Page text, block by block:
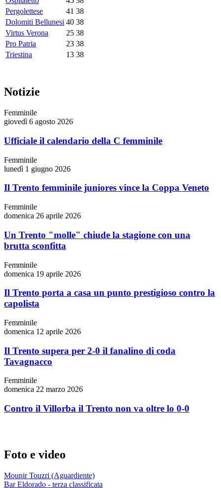
Pergolettese
41 38
Dolomiti Bellunesi 40 38
Virtus Verona
25 38
Pro Patria
23 38
Triestina
13 38
Notizie
Femminile
giovedì 6 agosto 2026
Ufficiale il calendario della C femminile
Femminile
lunedì 1 giugno 2026
Il Trento femminile juniores vince la Coppa Veneto
Femminile
domenica 26 aprile 2026
Un Trento "molle" chiude la stagione con una
brutta sconfitta
Femminile
domenica 19 aprile 2026
Il Trento porta a casa un punto prestigioso contro la
capolista
Femminile
domenica 12 aprile 2026
Il Trento supera per 2-0 il fanalino di coda
Tavagnacco
Femminile
domenica 22 marzo 2026
Contro il Villorba il Trento non va oltre lo 0-0
Foto e video
Mounir Touzri (Aguardiente)
Bar Eldorado - terza classificata